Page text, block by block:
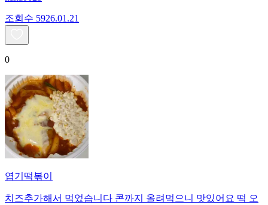
조회수 5926.01.21
0
엽기떡볶이
치즈추가해서 먹었습니다 콘까지 올려먹으니 맛있어요 떡 오